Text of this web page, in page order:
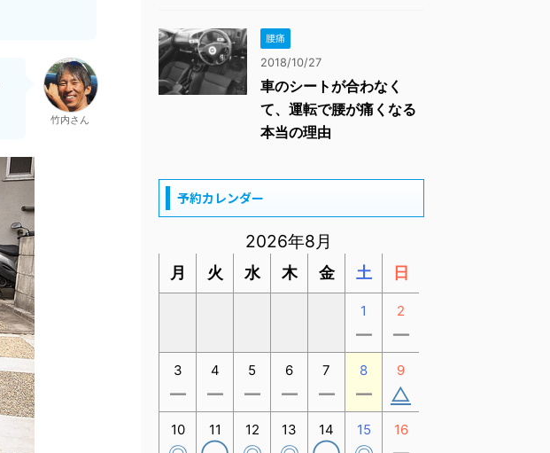
竹内さん
腰痛
2018/10/27
車のシートが合わなく
て、運転で腰が痛くなる
本当の理由
予約カレンダー
2026年8月
月 火 水 木 金 土 日
1
ー
2
ー
3
ー
4
ー
5
ー
6
ー
7
ー
8
ー
9
△
10 11 12 13 14 15 16